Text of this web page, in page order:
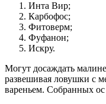
Инта Вир;
Карбофос;
Фитоверм;
Фуфанон;
Искру.
Могут досаждать
развешивая ловушки с
вареньем. Собранных